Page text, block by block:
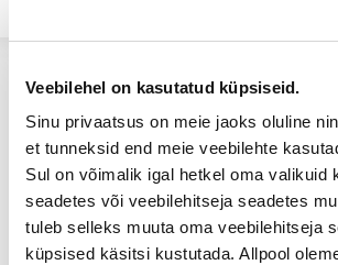
Veebilehel on kasutatud küpsiseid.
Sinu privaatsus on meie jaoks oluline
et tunneksid end meie veebilehte
Sul on võimalik igal hetkel oma valikuid
seadetes või veebilehitseja seadetes
tuleb selleks muuta oma veebilehitseja
küpsised käsitsi kustutada. Allpool